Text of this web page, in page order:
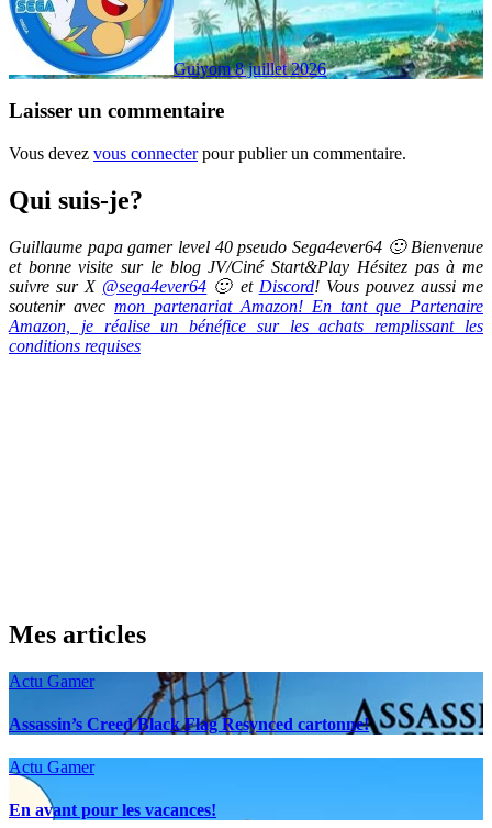
Guiyom8 juillet 2026
Laisser un commentaire
Vous devez vous connecterpour publier un commentaire.
Qui suis-je?
Guillaume papa gamer level 40 pseudo Sega4ever64 🙂 Bienvenue
et bonne visite sur le blog JV/Ciné Start&Play Hésitez pas à me
suivre sur X @sega4ever64 🙂 et Discord! Vous pouvez aussi me
soutenir avec mon partenariat Amazon! En tant que Partenaire
Amazon, je réalise un bénéfice sur les achats remplissant les
conditions requises
Mes articles
Actu Gamer
Assassin’s Creed Black Flag Resynced cartonne!
Actu Gamer
En avant pour les vacances!